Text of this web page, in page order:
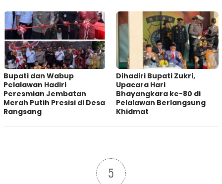
Bupati dan Wabup
Pelalawan Hadiri
Peresmian Jembatan
Merah Putih Presisi di Desa
Rangsang
Dihadiri Bupati Zukri,
Upacara Hari
Bhayangkara ke-80 di
Pelalawan Berlangsung
Khidmat
5